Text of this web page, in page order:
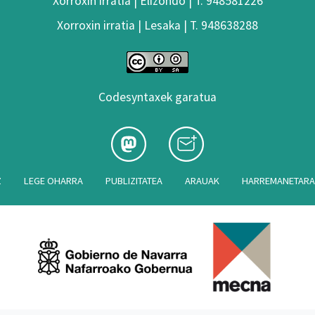
Xorroxin irratia | Lesaka | T. 948638288
Codesyntaxek garatua
LEGE OHARRA PUBLIZITATEA ARAUAK